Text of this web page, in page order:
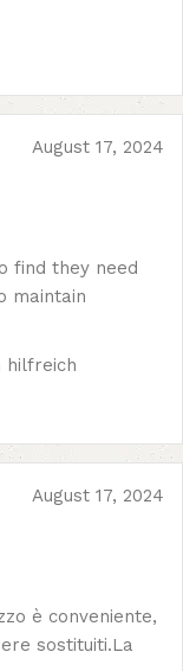
August 17, 2024
find they need
maintain
hilfreich
August 17, 2024
è conveniente,
sostituiti.La